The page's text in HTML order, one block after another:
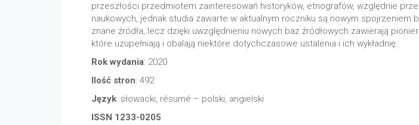
przeszłości przedmiotem zainteresowań historyków, etnografów, względnie
naukowych, jednak studia zawarte w aktualnym roczniku są nowym spojrzeniem
znane źródła, lecz dzięki uwzględnieniu nowych baz źródłowych zawierają
które uzupełniają i obalają niektóre dotychczasowe ustalenia i ich wykładnię.
Rok wydania: 2020
Ilość stron: 492
Język: słowacki, résumé – polski, angielski
ISSN 1233-0205